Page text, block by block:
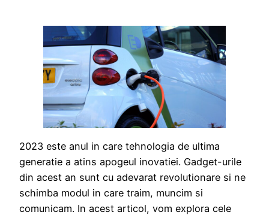
2023 este anul in care tehnologia de ultima
generatie a atins apogeul inovatiei. Gadget-urile
din acest an sunt cu adevarat revolutionare si ne
schimba modul in care traim, muncim si
comunicam. In acest articol, vom explora cele